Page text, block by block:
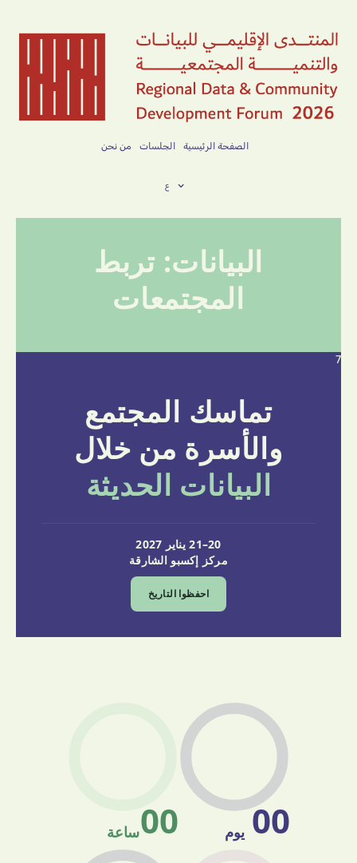
الصفحة الرئيسية الجلسات من نحن
ع
البيانات: تربط
المجتمعات
7
تماسك المجتمع
والأسرة من خلال
البيانات الحديثة
20–21 يناير 2027
مركز إكسبو الشارقة
احفظوا التاريخ
00 يوم 00ساعة